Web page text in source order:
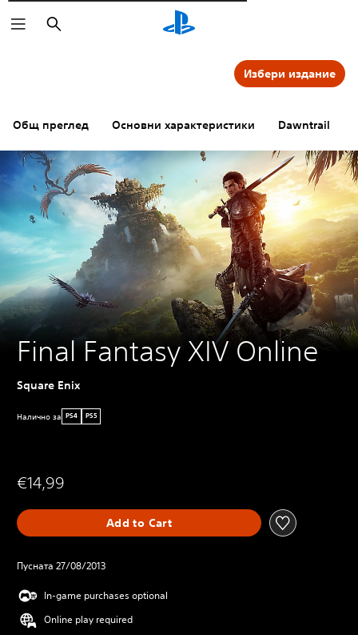
Търсене
Общ преглед Основни характеристики Dawntrail
Избери издание
Final Fantasy XIV Online
Square Enix
Налично за PS4 PS5
€14,99
Add to Cart
Пусната 27/08/2013
In-game purchases optional
Online play required